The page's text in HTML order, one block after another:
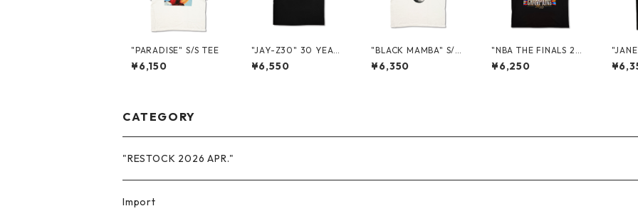
"PARADISE" S/S TEE
¥6,150
"JAY-Z30" 30 YEARS
PROMO S/S TEE
¥6,550
"BLACK MAMBA" S/S
TEE
¥6,350
"NBA THE FINALS 20
26 CHAMPIONS" S/S
TEE
¥6,250
N
CATEGORY
"RESTOCK 2026 APR."
Import